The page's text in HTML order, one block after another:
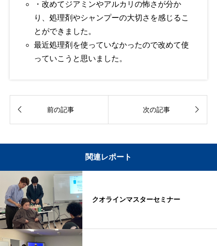
・改めてジアミンやアルカリの怖さが分か
り、処理剤やシャンプーの大切さを感じるこ
とができました。
最近処理剤を使っていなかったので改めて使
っていこうと思いました。
 前の記事 次の記事 
関連レポート
クオラインマスターセミナー